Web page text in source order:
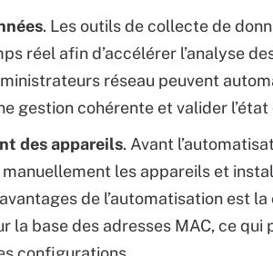
. Les outils de collecte de
réel afin d’accélérer l’analyse
réseau peuvent
gestion cohérente et valider
des appareils. Avant
les appareils et
de l’automatisation est
la base des adresses MAC, ce